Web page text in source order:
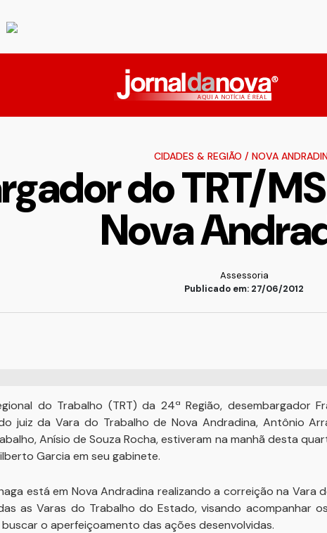
CIDADES & REGIÃO / NOVA
do TRT/
Nova
Assessoria
Publicado em: 27/06/2012
do Trabalho (TRT) da 24ª Região, desembargador
juiz da Vara do Trabalho de Nova Andradina, Antônio
Anísio de Souza Rocha, estiveram na manhã desta
Garcia em seu gabinete.
está em Nova Andradina realizando a correição na Vara
as Varas do Trabalho do Estado, visando acompanhar
o aperfeiçoamento das ações desenvolvidas.